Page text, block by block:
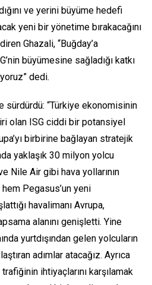
ve yerini büyüme hedefi
yeni bir yönetime bırakacağını
Ghazali, “Buğday’a
büyümesine sağladığı katkı
dedi.
sürdürdü: “Türkiye ekonomisinin
olan ISG ciddi bir potansiyel
birbirine bağlayan stratejik
yaklaşık 30 milyon yolcu
Nile Air gibi hava yollarının
hem Pegasus’un yeni
havalimanı Avrupa,
alanını genişletti. Yine
yurtdışından gelen yolcuların
adımlar atacağız. Ayrıca
ihtiyaçlarını karşılamak